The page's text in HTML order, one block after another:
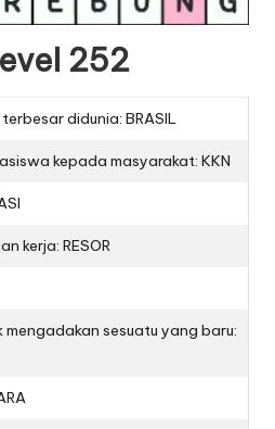
252
didunia: BRASIL
kepada masyarakat: KKN
kerja: RESOR
mengadakan sesuatu yang baru: